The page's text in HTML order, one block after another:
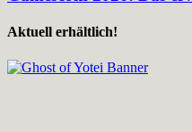
Aktuell erhältlich!